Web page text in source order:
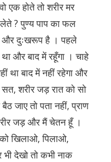
होते तो शरीर मर
लेते ? पुण्य पाप का फल
और दुःखरूप है । पहले
और बाद में रहूँगा । चाहे
था बाद में नहीं रहेगा और
शरीर जड़ रात को सो
जाए तो पता नहीं, प्राण
जड़ और मैं चेतन हूँ ।
खिलाओ, पिलाओ,
भी देखो तो कभी नाक